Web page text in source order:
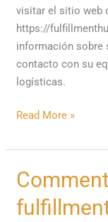
visitar el sitio web
https://
información sobre
contacto con su
logísticas.
Read More »
Comment
un
centre